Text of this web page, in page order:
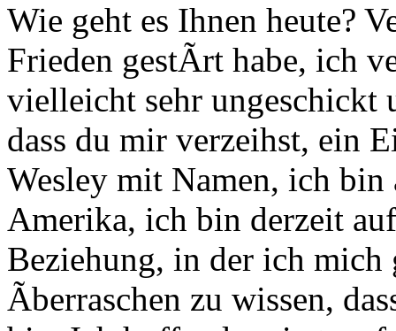
Wie geht es Ihnen heute?
Frieden gestÃrt habe, ich
vielleicht sehr
dass du mir verzeihst, ein
Wesley mit Namen, ich bin
Amerika, ich bin derzeit
Beziehung, in der ich
Ãberraschen zu wissen,